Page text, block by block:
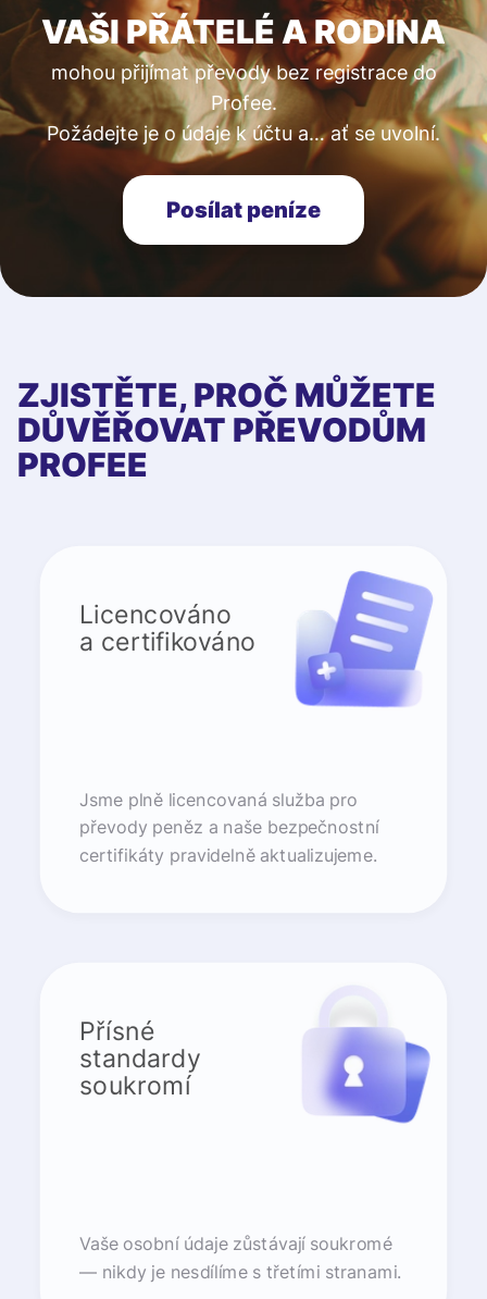
VAŠI PŘÁTELÉ A RODINA
mohou přijímat převody bez registrace do
Profee.
Požádejte je o údaje k účtu a… ať se uvolní.
Posílat peníze
ZJISTĚTE, PROČ MŮŽETE
DŮVĚŘOVAT PŘEVODŮM
PROFEE
Licencováno
a certifikováno
Jsme plně licencovaná služba pro
převody peněz a naše bezpečnostní
certifikáty pravidelně aktualizujeme.
Přísné
standardy
soukromí
Vaše osobní údaje zůstávají soukromé
— nikdy je nesdílíme s třetími stranami.